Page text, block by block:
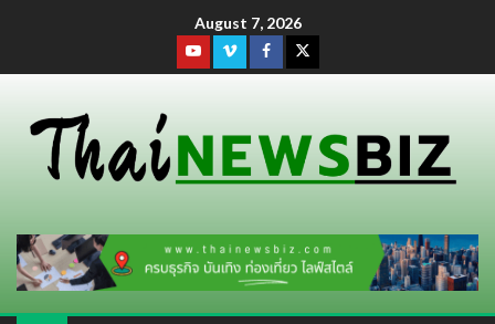
August 7, 2026